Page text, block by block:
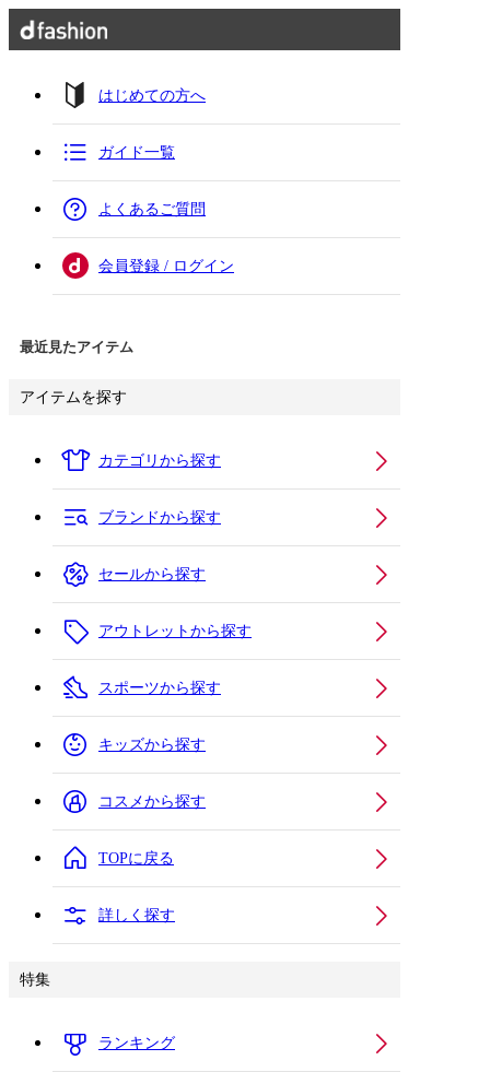
はじめての方へ
ガイド一覧
よくあるご質問
会員登録 / ログイン
最近見たアイテム
アイテムを探す
カテゴリから探す
ブランドから探す
セールから探す
アウトレットから探す
スポーツから探す
キッズから探す
コスメから探す
TOPに戻る
詳しく探す
特集
ランキング